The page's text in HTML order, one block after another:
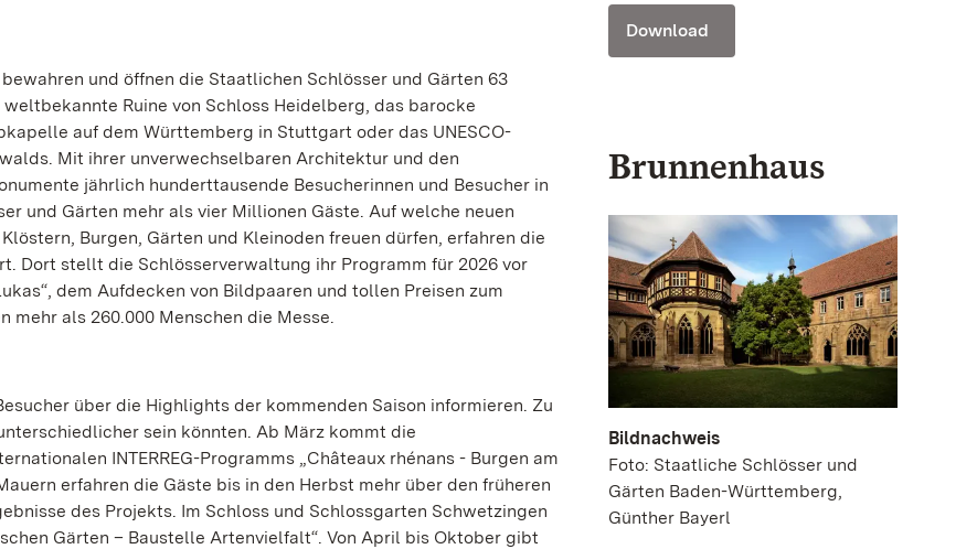
und öffnen die Staatlichen Schlösser und Gärten 63
Ruine von Schloss Heidelberg, das barocke
auf dem Württemberg in Stuttgart oder das UNESCO-
Mit ihrer unverwechselbaren Architektur und den
jährlich hunderttausende Besucherinnen und Besucher in
und Gärten mehr als vier Millionen Gäste. Auf welche neuen
Burgen, Gärten und Kleinoden freuen dürfen, erfahren die
Dort stellt die Schlösserverwaltung ihr Programm für 2026 vor
dem Aufdecken von Bildpaaren und tollen Preisen zum
mehr als 260.000 Menschen die Messe.
über die Highlights der kommenden Saison informieren. Zu
sein könnten. Ab März kommt die
INTERREG-Programms „Châteaux rhénans - Burgen am
erfahren die Gäste bis in den Herbst mehr über den früheren
des Projekts. Im Schloss und Schlossgarten Schwetzingen
Gärten – Baustelle Artenvielfalt“. Von April bis Oktober gibt
Download
Brunnenhaus
Bildnachweis
Foto: Staatliche Schlösser und
Gärten Baden-Württemberg,
Günther Bayerl